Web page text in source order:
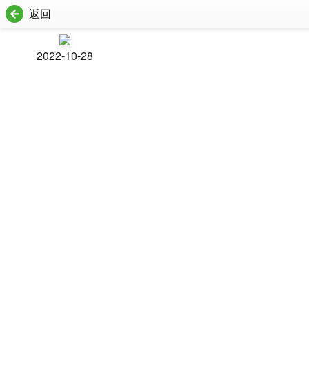
返回
2022-10-28